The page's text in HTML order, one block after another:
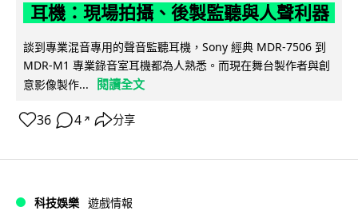
耳機：現場拍攝、後製監聽與人聲利器
談到專業混音專用的聲音監聽耳機，Sony 經典 MDR-7506 到
MDR-M1 專業錄音室耳機都為人熟悉。而現在舞台製作者與創
意影像製作...
閱讀全文
36 4 ↗ 分享
科技娛樂 遊戲情報